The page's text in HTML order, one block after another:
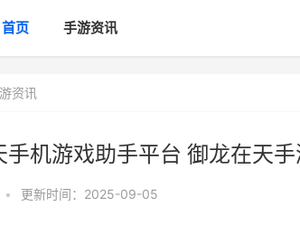
首页 手游资讯
资讯
手机游戏助手平台 御龙在天
• 更新时间：2025-09-05